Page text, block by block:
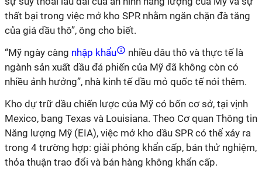
thất bại trong việc mở kho SPR nhằm ngăn chặn đà tăng
của giá dầu thô”, ông cho biết.
“Mỹ ngày càng nhập khẩu
nhiều dâu thô và thực tế là
ngành sản xuất dầu đá phiến của Mỹ đã không còn có
nhiều ảnh hưởng”, nhà kinh tế dầu mỏ quốc tế nói thêm.
Kho dự trữ dầu chiến lược của Mỹ có bốn cơ sở, tại vịnh
Mexico, bang Texas và Louisiana. Theo Cơ quan Thông tin
Năng lượng Mỹ (EIA), việc mở kho dầu SPR có thể xảy ra
trong 4 trường hợp: giải phóng khẩn cấp, bán thử nghiệm,
thỏa thuận trao đổi và bán hàng không khẩn cấp.